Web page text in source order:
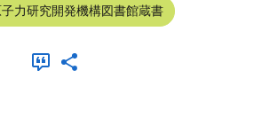
力研究開発機構図書館蔵書